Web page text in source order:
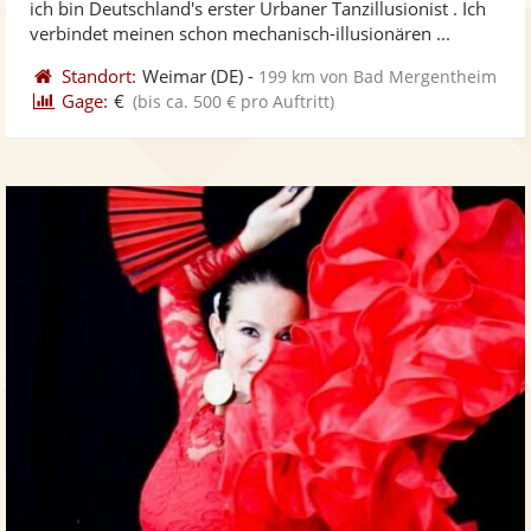
ich bin Deutschland's erster Urbaner Tanzillusionist . Ich
verbindet meinen schon mechanisch-illusionären ...
Standort: Weimar (DE) - 199 km von Bad Mergentheim
Gage: € (bis ca. 500 € pro Auftritt)